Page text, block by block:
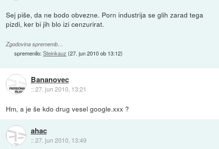
Sej piše, da ne bodo obvezne. Porn industrija se glih zarad tega
pizdi, ker bi jih blo izi cenzurirat.
Zgodovina sprememb…
spremenilo:Steinkauz (27. jun 2010 ob 13:12)
Bananovec
::27. jun 2010, 13:21
Hm, a je še kdo drug vesel google.xxx ?
ahac
::27. jun 2010, 13:49